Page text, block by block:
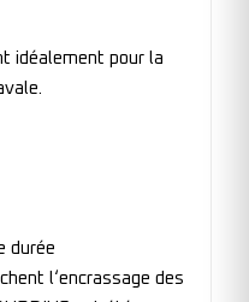
idéalement pour la
durée
l‘encrassage des